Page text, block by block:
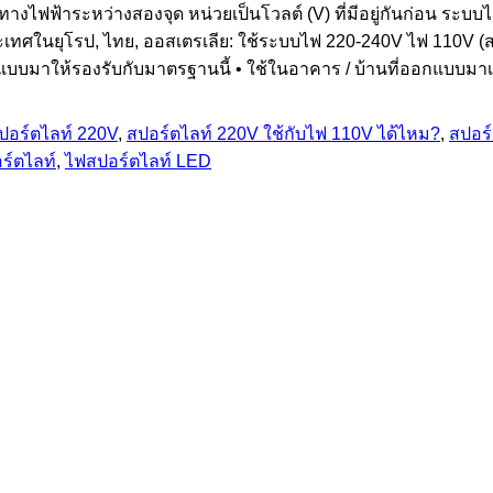
างไฟฟ้าระหว่างสองจุด หน่วยเป็นโวลต์ (V) ที่มีอยู่กันก่อน ระบ
ศในยุโรป, ไทย, ออสเตรเลีย: ใช้ระบบไฟ 220-240V ไฟ
มาให้รองรับกับมาตรฐานนี้ • ใช้ในอาคาร / บ้านที่ออกแบบมา
อร์ตไลท์ 220V, สปอร์ตไลท์ 220V ใช้กับไฟ 110V ได้ไหม?, สปอ
ตไลท์,ไฟสปอร์ตไลท์ LED